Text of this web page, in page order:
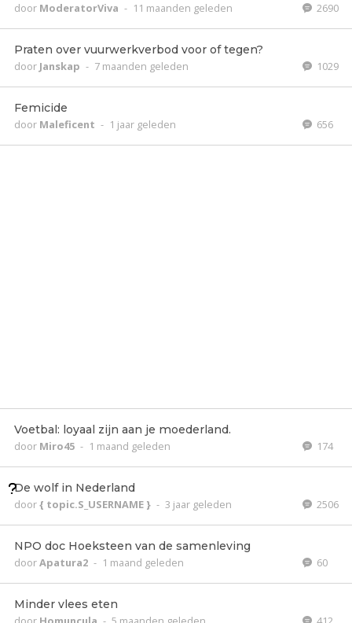
door ModeratorViva - 11 maanden geleden 2690
Praten over vuurwerkverbod voor of tegen?
door Janskap - 7 maanden geleden 1029
Femicide
door Maleficent - 1 jaar geleden 656
Voetbal: loyaal zijn aan je moederland.
door Miro45 - 1 maand geleden 174
De wolf in Nederland
door{ topic.S_USERNAME } - 3 jaar geleden 2506
NPO doc Hoeksteen van de samenleving
doorApatura2 - 1 maand geleden 60
Minder vlees eten